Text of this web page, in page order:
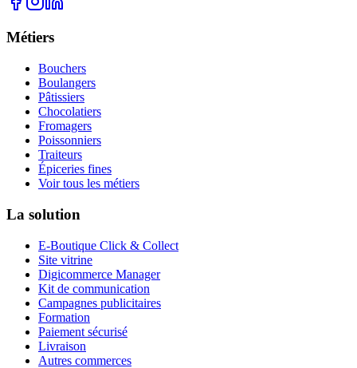
Métiers
Bouchers
Boulangers
Pâtissiers
Chocolatiers
Fromagers
Poissonniers
Traiteurs
Épiceries fines
Voir tous les métiers
La solution
E-Boutique Click & Collect
Site vitrine
Digicommerce Manager
Kit de communication
Campagnes publicitaires
Formation
Paiement sécurisé
Livraison
Autres commerces